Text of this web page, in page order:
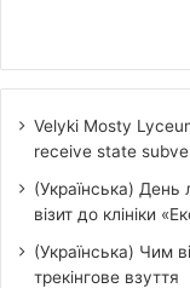
Velyki Mosty
receive state
(Українська) День
візит до клініки
(Українська) Чим
трекінгове взуття